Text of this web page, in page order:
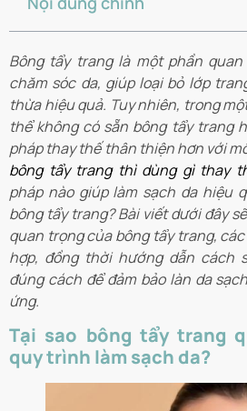
Bông tẩy trang là một phần
chăm sóc da, giúp loại bỏ lớp
thừa hiệu quả. Tuy nhiên, trong
thể không có sẵn bông tẩy trang
pháp thay thế thân thiện hơn với
bông tẩy trang thì dùng gì thay
pháp nào giúp làm sạch da hiệu
bông tẩy trang? Bài viết dưới đây
quan trọng của bông tẩy trang,
hợp, đồng thời hướng dẫn cách
đúng cách để đảm bảo làn da
ứng.
Tại sao bông tẩy trang
quy trình làm sạch da?